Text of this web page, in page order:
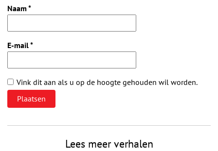
Naam *
E-mail*
Vink dit aan als u op de hoogte gehouden wil worden.
Lees meer verhalen